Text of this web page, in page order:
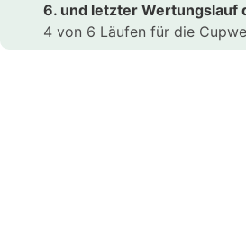
6. und letzter Wertungslauf
4 von 6 Läufen für die